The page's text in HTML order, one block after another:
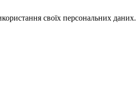
своїх персональних даних.